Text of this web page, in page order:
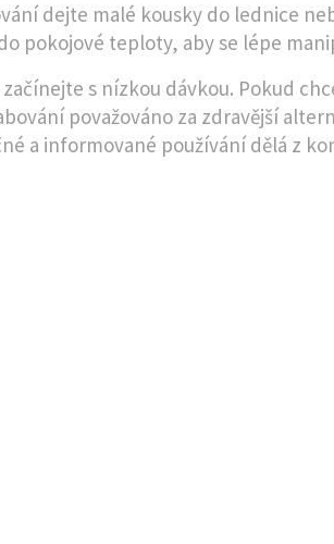
dejte malé kousky do lednice
pokojové teploty, aby se lépe
s nízkou dávkou. Pokud
považováno za zdravější
a informované používání dělá z